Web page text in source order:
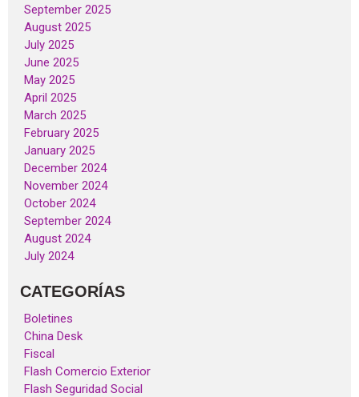
September 2025
August 2025
July 2025
June 2025
May 2025
April 2025
March 2025
February 2025
January 2025
December 2024
November 2024
October 2024
September 2024
August 2024
July 2024
CATEGORÍAS
Boletines
China Desk
Fiscal
Flash Comercio Exterior
Flash Seguridad Social